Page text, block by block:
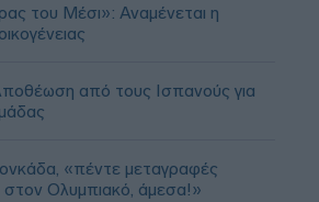
του Μέσι»: Αναμένεται η
από τους Ισπανούς για
«πέντε μεταγραφές
στον Ολυμπιακό, άμεσα!»